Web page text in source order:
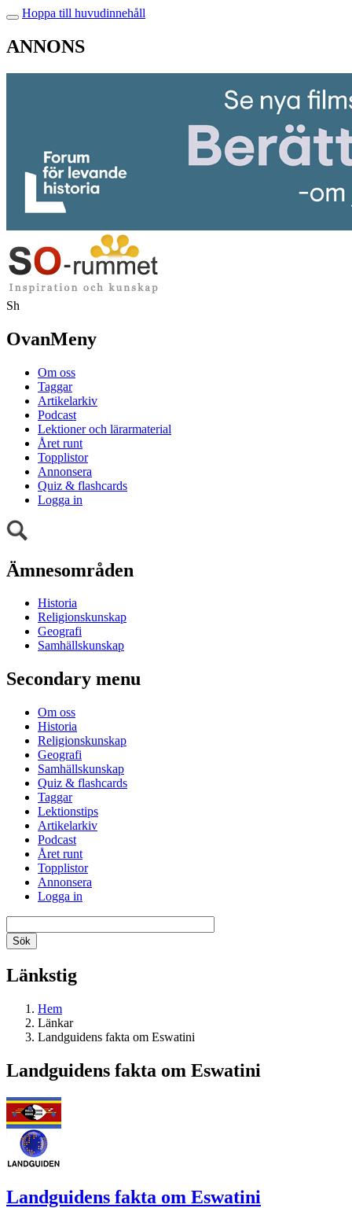
Hoppa till huvudinnehåll
ANNONS
Sh
OvanMeny
Om oss
Taggar
Artikelarkiv
Podcast
Lektioner och lärarmaterial
Året runt
Topplistor
Annonsera
Quiz & flashcards
Logga in
Ämnesområden
Historia
Religionskunskap
Geografi
Samhällskunskap
Secondary menu
Om oss
Historia
Religionskunskap
Geografi
Samhällskunskap
Quiz & flashcards
Taggar
Lektionstips
Artikelarkiv
Podcast
Året runt
Topplistor
Annonsera
Logga in
Länkstig
Hem
Länkar
Landguidens fakta om Eswatini
Landguidens fakta om Eswatini
Landguidens fakta om Eswatini